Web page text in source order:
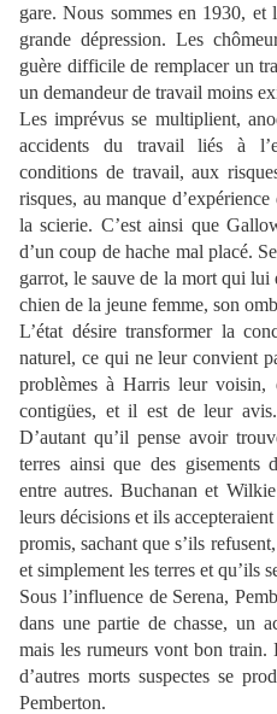
gare. Nous sommes en 1930,
grande dépression. Les
guère difficile de remplacer un
un demandeur de travail moins
Les imprévus se multiplient,
accidents du travail liés à
conditions de travail, aux
risques, au manque
la scierie. C’est ainsi que
d’un coup de hache mal placé.
garrot, le sauve de la mort qui
chien de la jeune femme, son
L’état désire transformer la
naturel, ce qui ne leur convient
problèmes à Harris leur
contigües, et il est de leur
D’autant qu’il pense avoir
terres ainsi que des gisements
entre autres. Buchanan et
leurs décisions et ils
promis, sachant que s’ils
et simplement les terres et qu’ils
Sous l’influence de Serena,
dans une partie de chasse, un
mais les rumeurs vont bon train.
d’autres morts suspectes se
Pemberton.